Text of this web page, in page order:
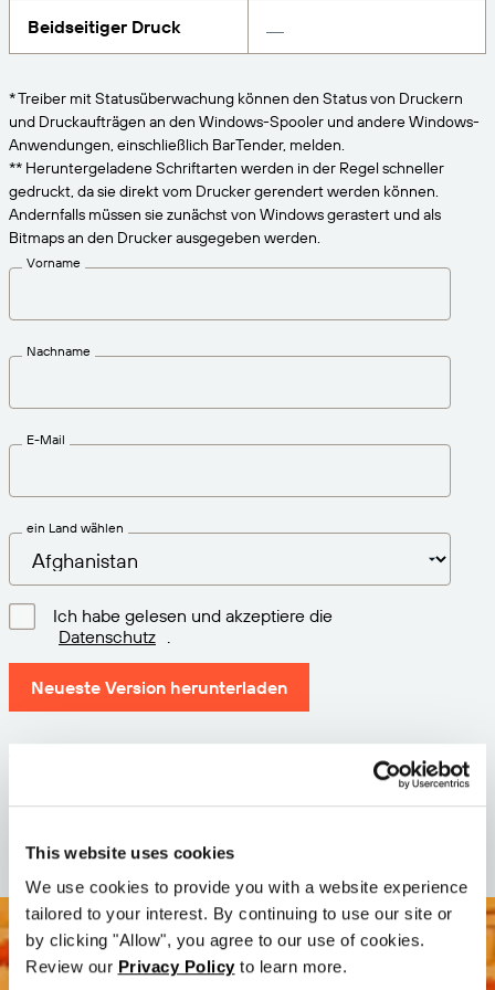
This website uses cookies
We use cookies to provide you with a website experience
tailored to your interest. By continuing to use our site or
by clicking "Allow", you agree to our use of cookies.
Review our Privacy Policy to learn more.
PRODUKT
Preise
Kostenlos testen
Technische Daten
Produktregistrierung
Unterstützte Standards
Amazon Transparency
Lösungsübersicht
VERBINDEN
Karriere
Nachrichten
Reifegradmodell für Etikettierung und
Erhalten Sie die Unterstützung, die Ihren
Beidseitiger Druck
* Treiber mit Statusüberwachung können den Status von Druckern
und Druckaufträgen an den Windows-Spooler und andere Windows-
Anwendungen, einschließlich BarTender, melden.
** Heruntergeladene Schriftarten werden in der Regel schneller
gedruckt, da sie direkt vom Drucker gerendert werden können.
Andernfalls müssen sie zunächst von Windows gerastert und als
Bitmaps an den Drucker ausgegeben werden.
Vorname
Nachname
E-Mail
ein Land wählen
Ich habe gelesen und akzeptiere die
Datenschutz
Neueste Version herunterladen
Datum: 2026-05-05